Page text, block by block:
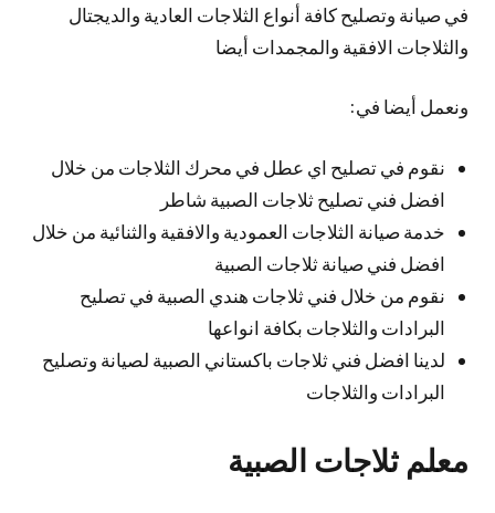
في صيانة وتصليح كافة أنواع الثلاجات العادية والديجتال
والثلاجات الافقية والمجمدات أيضا
ونعمل أيضا في:
نقوم في تصليح اي عطل في محرك الثلاجات من خلال
افضل فني تصليح ثلاجات الصبية شاطر
خدمة صيانة الثلاجات العمودية والافقية والثنائية من خلال
افضل فني صيانة ثلاجات الصبية
نقوم من خلال فني ثلاجات هندي الصبية في تصليح
البرادات والثلاجات بكافة انواعها
لدينا افضل فني ثلاجات باكستاني الصبية لصيانة وتصليح
البرادات والثلاجات
معلم ثلاجات الصبية